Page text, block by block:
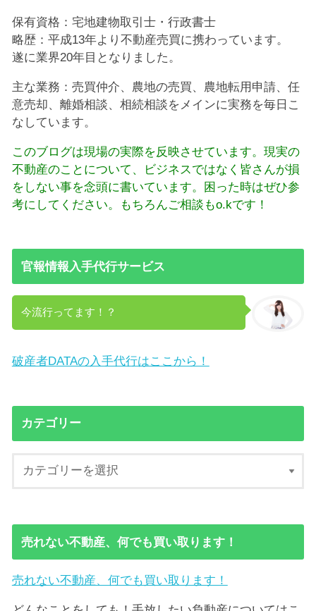
保有資格：宅地建物取引士・行政書士
略歴：平成13年より不動産売買に携わっています。
遂に業界20年目となりました。
主な業務：売買仲介、農地の売買、農地転用申請、任
意売却、離婚相談、相続相談をメインに実務を毎日こ
なしています。
このブログは現場の実際を反映させています。現実の
不動産のことについて、ビジネスではなく皆さんが損
をしない事を念頭に書いています。困った時はぜひ参
考にしてください。もちろんご相談もo.kです！
官報情報入手代行サービス
今流行ってます！？
破産者DATAの入手代行はここから！
カテゴリー
売れない不動産、何でも買い取ります！
売れない不動産、何でも買い取ります！